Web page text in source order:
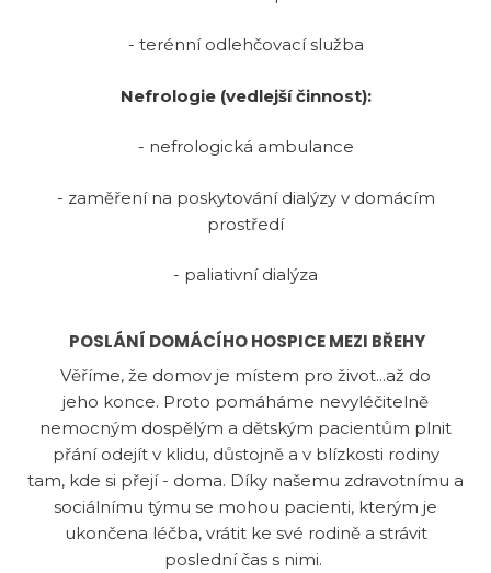
- terénní odlehčovací služba
Nefrologie (vedlejší činnost):
- nefrologická ambulance
- zaměření na poskytování dialýzy v domácím
prostředí
- paliativní dialýza
POSLÁNÍ DOMÁCÍHO HOSPICE MEZI BŘEHY
Věříme, že domov je místem pro život...až do
jeho konce. Proto pomáháme nevyléčitelně
nemocným dospělým a dětským pacientům plnit
přání odejít v klidu, důstojně a v blízkosti rodiny
tam, kde si přejí - doma. Díky našemu zdravotnímu a
sociálnímu týmu se mohou pacienti, kterým je
ukončena léčba, vrátit ke své rodině a strávit
poslední čas s nimi.